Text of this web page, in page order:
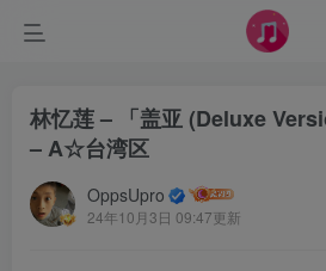
林忆莲 – 「盖亚 (Deluxe
– A☆台湾区
OppsUpro
24年10月3日 09:47更新